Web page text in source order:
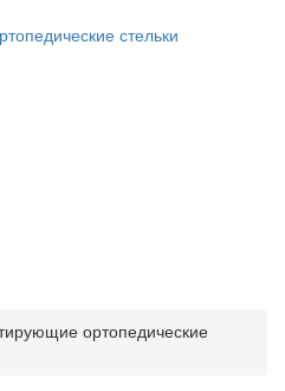
стельки
ортопедические